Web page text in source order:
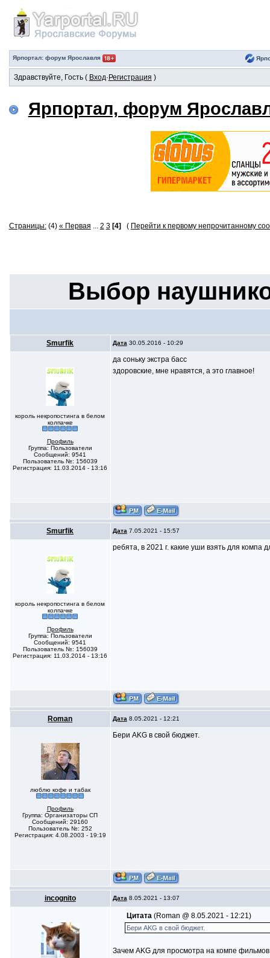
Ярпортал: форум Ярославля
Здравствуйте, Гость ( Вход· Регистрация )
Ярпортал, форум
Страницы:(4) « Первая ... 2 3 [4] ( Перейти к первому непрочитанному
Выбор
Smurfik Дата 30.05.2016 - 10:29
король некропостинга в белом
колпачке
Профиль
Группа: Пользователи
Сообщений: 9541
Пользователь №: 156039
Регистрация: 11.03.2014 - 13:16
да соньку экстра басс
здоровские, мне нравятся, а это главное!
Smurfik Дата 7.05.2021 - 15:57
король некропостинга в белом
колпачке
Профиль
Группа: Пользователи
Сообщений: 9541
Пользователь №: 156039
Регистрация: 11.03.2014 - 13:16
ребята, в 2021 г. какие уши взять для компа
Roman Дата 8.05.2021 - 12:21
люблю кофе и табак
Профиль
Группа: Организаторы СП
Сообщений: 29160
Пользователь №: 252
Регистрация: 4.08.2003 - 19:19
Бери AKG в свой бюджет.
incognito Дата 8.05.2021 - 13:07
Цитата (Roman @ 8.05.2021 - 12:21)
Бери AKG в свой бюджет.
Зачем AKG для просмотра на компе